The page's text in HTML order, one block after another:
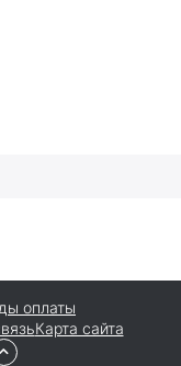
оплаты
Карта сайта